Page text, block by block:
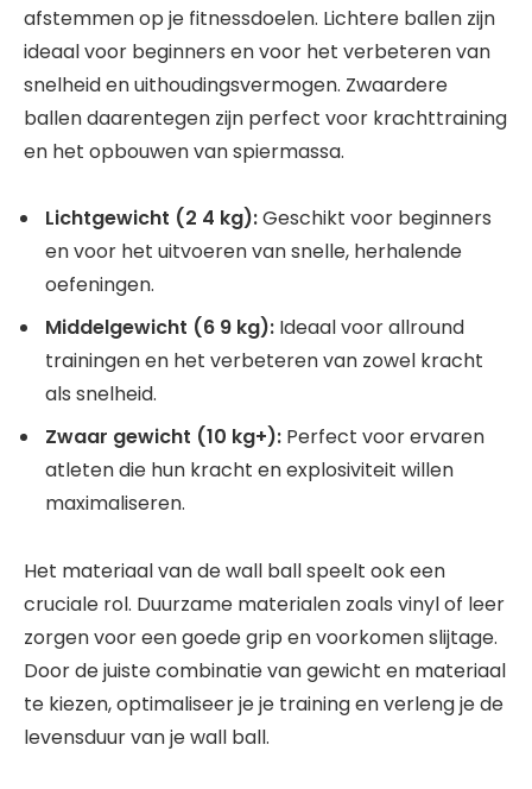
afstemmen op je fitnessdoelen. Lichtere ballen zijn
ideaal voor beginners en voor het verbeteren van
snelheid en uithoudingsvermogen. Zwaardere
ballen daarentegen zijn perfect voor krachttraining
en het opbouwen van spiermassa.
Lichtgewicht (2 4 kg):Geschikt voor beginners
en voor het uitvoeren van snelle, herhalende
oefeningen.
Middelgewicht (6 9 kg): Ideaal voor allround
trainingen en het verbeteren van zowel kracht
als snelheid.
Zwaar gewicht (10 kg+): Perfect voor ervaren
atleten die hun kracht en explosiviteit willen
maximaliseren.
Het materiaal van de wall ball speelt ook een
cruciale rol. Duurzame materialen zoals vinyl of leer
zorgen voor een goede grip en voorkomen slijtage.
Door de juiste combinatie van gewicht en materiaal
te kiezen, optimaliseer je je training en verleng je de
levensduur van je wall ball.